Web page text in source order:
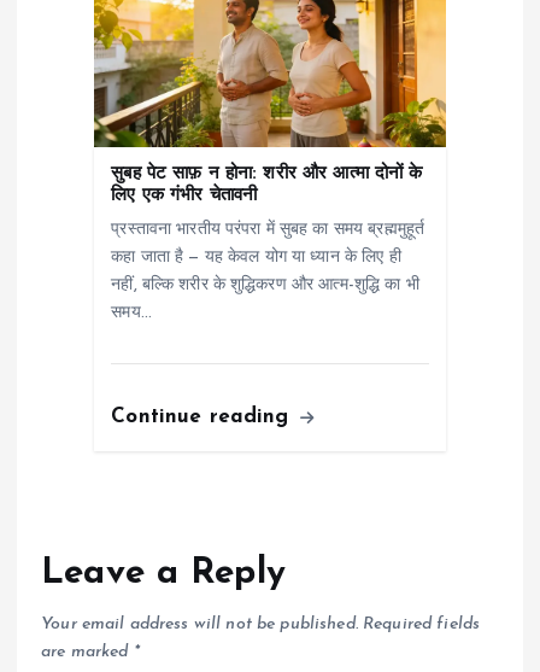
सुबह पेट साफ़ न होना: शरीर और आत्मा दोनों के
लिए एक गंभीर चेतावनी
प्रस्तावना भारतीय परंपरा में सुबह का समय ब्रह्ममुहूर्त
कहा जाता है — यह केवल योग या ध्यान के लिए ही
नहीं, बल्कि शरीर के शुद्धिकरण और आत्म-शुद्धि का भी
समय…
Continue reading
Leave a Reply
Your email address will not be published. Required fields
are marked *